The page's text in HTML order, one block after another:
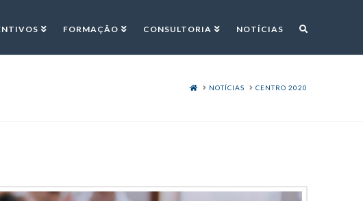
FORMAÇÃO CONSULTORIA NOTÍCIAS
HOMENOTÍCIAS CENTRO 2020